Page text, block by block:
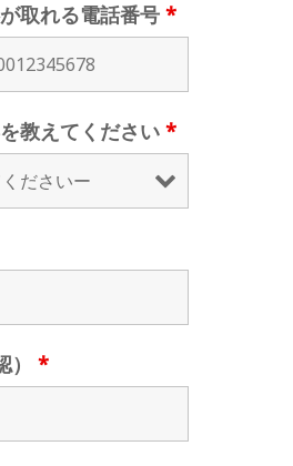
取れる電話番号 *
教えてください *
） *